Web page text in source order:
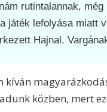
rutintalannak,
játék lefolyása miatt
Hajnal.
kíván
közben, mert